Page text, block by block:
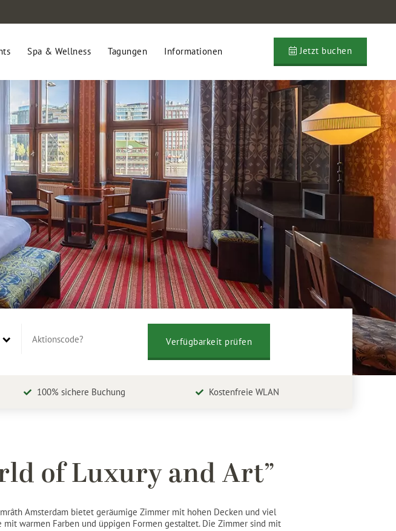
Jetzt buchen
Spa & Wellness Tagungen Informationen
Aktionscode?
100% sichere Buchung Kostenfreie WLAN
of Luxury and Art”
Amsterdam bietet geräumige Zimmer mit hohen Decken und viel
warmen Farben und üppigen Formen gestaltet. Die Zimmer sind mit